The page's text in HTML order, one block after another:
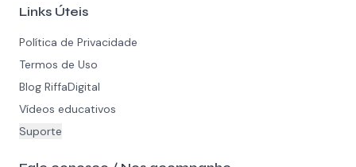
Links Úteis
Política de Privacidade
Termos de Uso
Blog RiffaDigital
Vídeos educativos
Suporte